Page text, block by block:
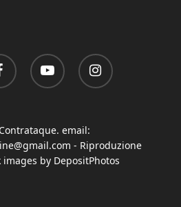
youtube instagram
email:
- Riproduzione
images by DepositPhotos